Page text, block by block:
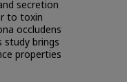
secretion
to toxin
occludens
study brings
properties